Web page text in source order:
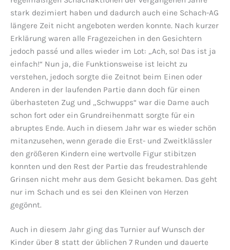
stark dezimiert haben und dadurch auch eine Schach-AG
längere Zeit nicht angeboten werden konnte. Nach kurzer
Erklärung waren alle Fragezeichen in den Gesichtern
jedoch passé und alles wieder im Lot: „Ach, so! Das ist ja
einfach!“ Nun ja, die Funktionsweise ist leicht zu
verstehen, jedoch sorgte die Zeitnot beim Einen oder
Anderen in der laufenden Partie dann doch für einen
überhasteten Zug und „Schwupps“ war die Dame auch
schon fort oder ein Grundreihenmatt sorgte für ein
abruptes Ende. Auch in diesem Jahr war es wieder schön
mitanzusehen, wenn gerade die Erst- und Zweitklässler
den größeren Kindern eine wertvolle Figur stibitzen
konnten und den Rest der Partie das freudestrahlende
Grinsen nicht mehr aus dem Gesicht bekamen. Das geht
nur im Schach und es sei den Kleinen von Herzen
gegönnt.
Auch in diesem Jahr ging das Turnier auf Wunsch der
Kinder über 8 statt der üblichen 7 Runden und dauerte